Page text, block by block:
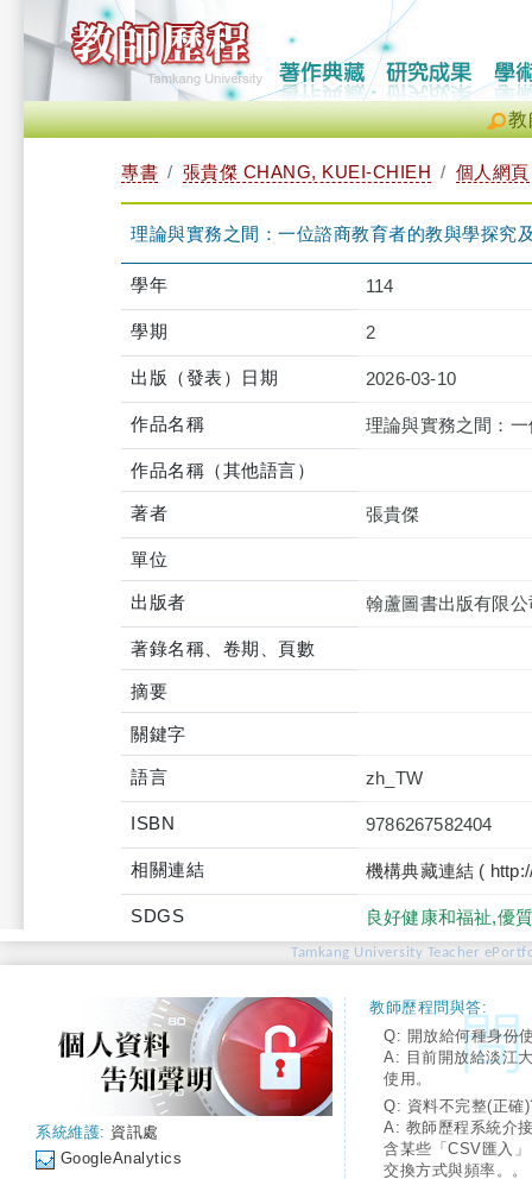
教
專書 張貴傑 CHANG, KUEI-CHIEH 個人網頁
理論與實務之間：一位諮商教育者的教與學探究
學年 114
學期 2
出版（發表）日期 2026-03-10
作品名稱 理論與實務之間：
作品名稱（其他語言）
著者 張貴傑
單位
出版者 翰蘆圖書出版有限公
著錄名稱、卷期、頁數
摘要
關鍵字
語言 zh_TW
ISBN 9786267582404
相關連結 機構典藏連結 (
SDGS 良好健康和福祉,優
Tamkang University Teacher
系統維護: 資訊處
GoogleAnalytics
教師歷程問與答:
Q: 開放給何種身份
A: 目前開放給淡江
使用。
Q: 資料不完整(正確
A: 教師歷程系統介
含某些「CSV匯入
交換方式與頻率。。